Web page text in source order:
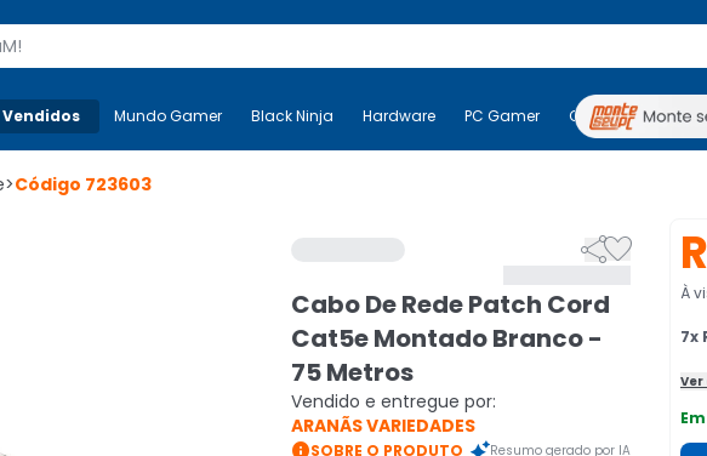
Mais-v- Mundo Gamer Black Ninja Hardware PC Gamer
Mundo Gamer Black Ninja Hardware PC Gamer Computadores
>Código 723603

Cabo De Rede Patch Cord
Cat5e Montado Branco -
75 Metros
Vendido e entregue por:
ARANÃS VARIEDADES
SOBRE O PRODUTO Resumo gerado por IA
À
7x